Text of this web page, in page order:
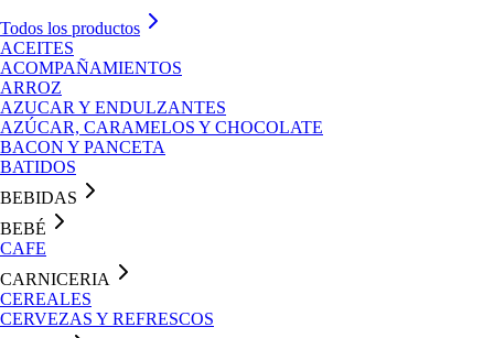
Todos los productos
ACEITES
ACOMPAÑAMIENTOS
ARROZ
AZUCAR Y ENDULZANTES
AZÚCAR, CARAMELOS Y CHOCOLATE
BACON Y PANCETA
BATIDOS
BEBIDAS
BEBÉ
CAFE
CARNICERIA
CEREALES
CERVEZAS Y REFRESCOS